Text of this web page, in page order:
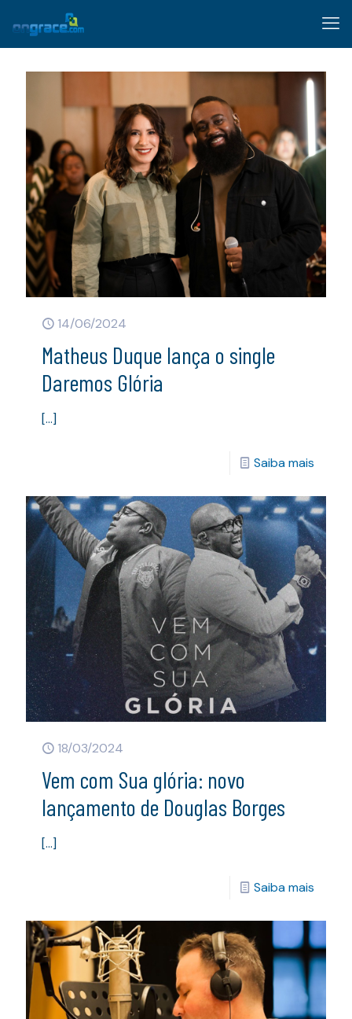
14/06/2024
Matheus Duque lança o single
Daremos Glória
[…]
Saiba mais
18/03/2024
Vem com Sua glória: novo
lançamento de Douglas Borges
[…]
Saiba mais